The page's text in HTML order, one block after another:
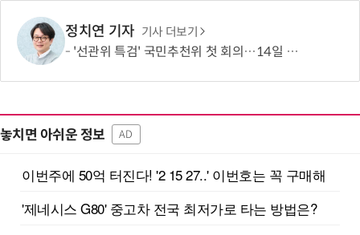
정치연 기자 기사 더보기
'선관위 특검' 국민추천위 첫 회의…14일 최종 후보 2인 선출
놓치면 아쉬운 정보 AD